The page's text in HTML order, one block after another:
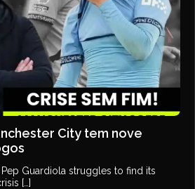
City tem nove
Guardiola struggles to find its
[…]